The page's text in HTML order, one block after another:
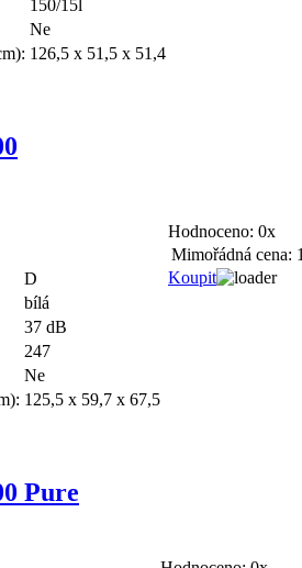
150/15l
Ne
126,5 x 51,5 x 51,4
D
bílá
37 dB
247
Ne
125,5 x 59,7 x 67,5
Hodnoceno: 0x
Mimořádná cena:
Koupit
Pure